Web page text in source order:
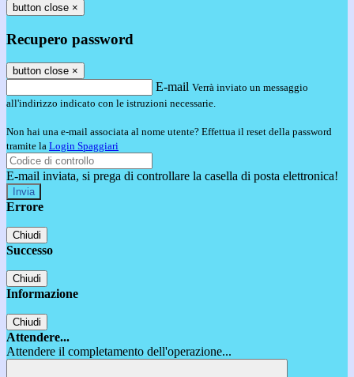
button close ×
Recupero password
button close ×
E-mail Verrà inviato un messaggio
all'indirizzo indicato con le istruzioni necessarie.
Non hai una e-mail associata al nome utente? Effettua il reset della password
tramite la Login Spaggiari
E-mail inviata, si prega di controllare la casella di posta elettronica!
Errore
Chiudi
Successo
Chiudi
Informazione
Chiudi
Attendere...
Attendere il completamento dell'operazione...